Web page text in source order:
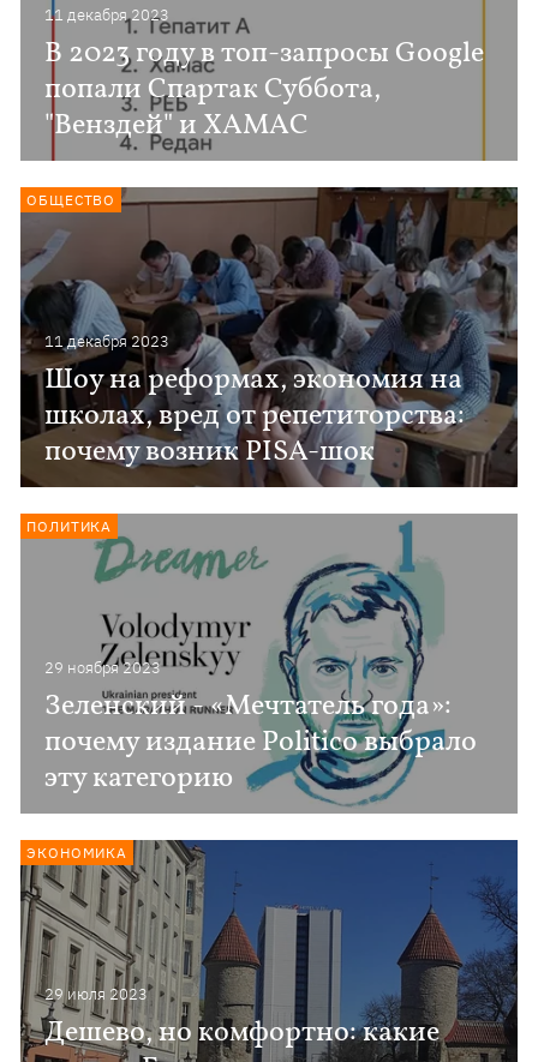
11 декабря 2023
В 2023 году в топ-запросы Google
попали Спартак Суббота,
"Венздей" и ХАМАС
11 декабря 2023
Шоу на реформах, экономия на
школах, вред от репетиторства:
почему возник PISA-шок
ОБЩЕСТВО
29 ноября 2023
Зеленский - «Мечтатель года»:
почему издание Politico выбрало
эту категорию
ПОЛИТИКА
29 июля 2023
Дешево, но комфортно: какие
ЭКОНОМИКА